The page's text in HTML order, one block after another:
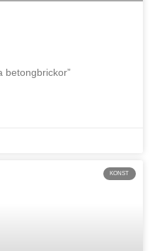
betongbrickor”
KONST